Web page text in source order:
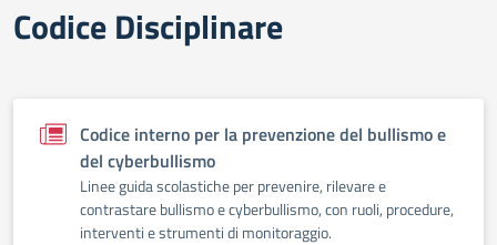
Codice Disciplinare
Codice interno per la prevenzione del bullismo e
del cyberbullismo
Linee guida scolastiche per prevenire, rilevare e
contrastare bullismo e cyberbullismo, con ruoli, procedure,
interventi e strumenti di monitoraggio.